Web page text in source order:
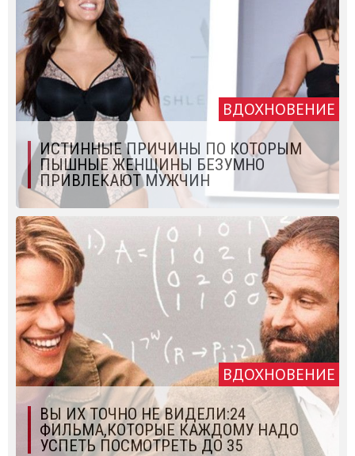
ВДОХНОВЕНИЕ
ИСТИННЫЕ ПРИЧИНЫ ПО КОТОРЫМ
ПЫШНЫЕ ЖЕНЩИНЫ БЕЗУМНО
ПРИВЛЕКАЮТ МУЖЧИН
ВДОХНОВЕНИЕ
ВЫ ИХ ТОЧНО НЕ ВИДЕЛИ:24
ФИЛЬМА,КОТОРЫЕ КАЖДОМУ НАДО
УСПЕТЬ ПОСМОТРЕТЬ ДО 35